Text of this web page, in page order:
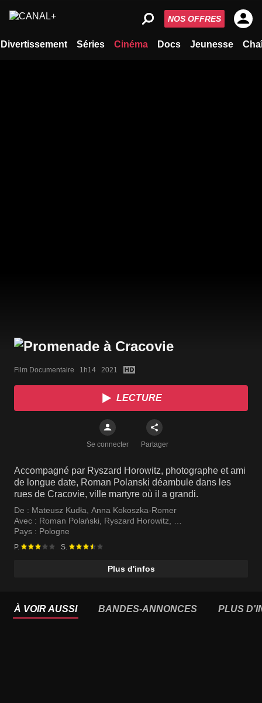
Divertissement Séries Cinéma Docs Jeunesse
NOS OFFRES
Film Documentaire   1h14   2021
LECTURE
Se connecter Partager
Accompagné par Ryszard Horowitz, photographe et ami
de longue date, Roman Polanski déambule dans les
rues de Cracovie, ville martyre où il a grandi.
De : Mateusz Kudła, Anna Kokoszka-Romer
Avec : Roman Polański, Ryszard Horowitz,
Bronislawa Horowitz Karakulska
Pays : Pologne
P. S.
Plus d'infos
À VOIR AUSSI BANDES-ANNONCES PLUS